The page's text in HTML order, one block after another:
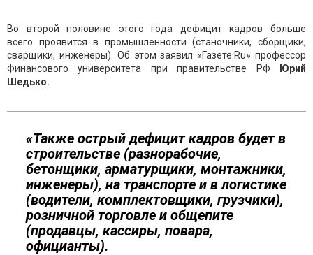
Во второй половине этого года дефицит кадров больше
всего проявится в промышленности (станочники, сборщики,
сварщики, инженеры). Об этом заявил «Газете.Ru» профессор
Финансового университета при правительстве РФ
Юрий
Шедько.
«Также острый дефицит кадров будет в
строительстве (разнорабочие,
бетонщики, арматурщики, монтажники,
инженеры), на транспорте и в логистике
(водители, комплектовщики, грузчики),
розничной торговле и общепите
(продавцы, кассиры, повара,
официанты).